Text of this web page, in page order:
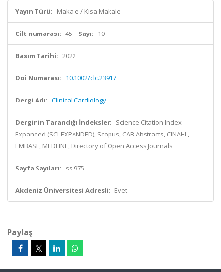
Yayın Türü: Makale / Kısa Makale
Cilt numarası: 45 Sayı: 10
Basım Tarihi: 2022
Doi Numarası: 10.1002/clc.23917
Dergi Adı: Clinical Cardiology
Derginin Tarandığı İndeksler: Science Citation Index
Expanded (SCI-EXPANDED), Scopus, CAB Abstracts, CINAHL,
EMBASE, MEDLINE, Directory of Open Access Journals
Sayfa Sayıları: ss.975
Akdeniz Üniversitesi Adresli: Evet
Paylaş